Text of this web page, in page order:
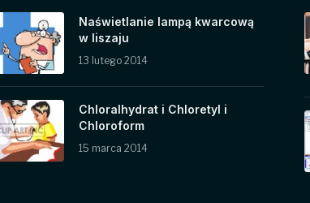
Naświetlanie lampą kwarcową
w liszaju
13 lutego 2014
Chloralhydrat i Chloretyl i
Chloroform
15 marca 2014